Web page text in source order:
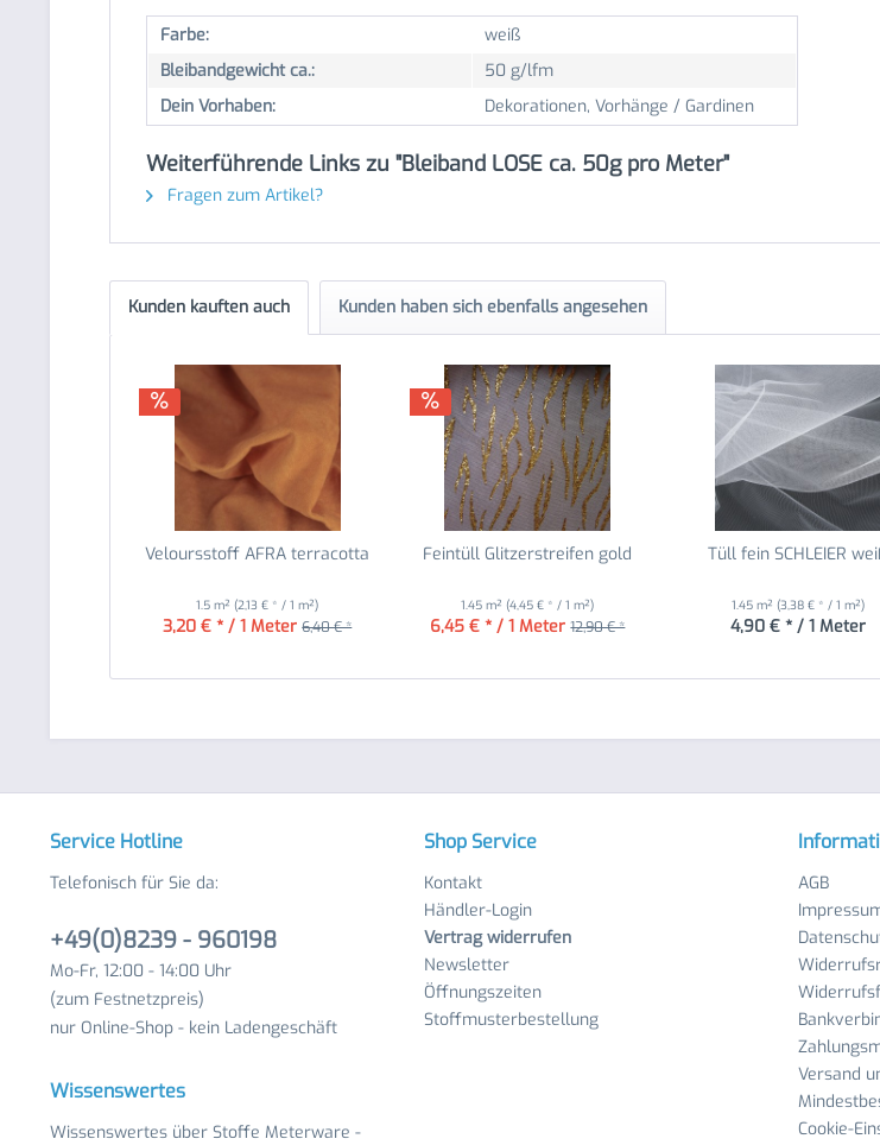
Farbe:
weiß
Bleibandgewicht ca.:
50 g/lfm
Dein Vorhaben:
Dekorationen, Vorhänge / Gardinen
Weiterführende Links zu "Bleiband LOSE ca. 50g pro Meter"
Fragen zum Artikel?
Kunden kauften auch Kunden haben sich ebenfalls angesehen
Veloursstoff AFRA terracotta
1.5 m²(2,13 € * / 1 m²)
3,20 € * / 1 Meter 6,40 € *
Feintüll Glitzerstreifen gold
1.45 m²(4,45 € * / 1 m²)
6,45 € * / 1 Meter 12,90 € *
Tüll fein SCHLEIER
1.45 m² (3,38 € * / 1 m²)
4,90 € * / 1 Meter
Service Hotline
Telefonisch für Sie da:
+49(0)8239 - 960198
Mo-Fr, 12:00 - 14:00 Uhr
(zum Festnetzpreis)
nur Online-Shop - kein Ladengeschäft
Wissenswertes
Wissenswertes über Stoffe Meterware -
Shop Service
Kontakt
Händler-Login
Vertrag widerrufen
Newsletter
Öffnungszeiten
Stoffmusterbestellung
AGB
Versand
Cookie-